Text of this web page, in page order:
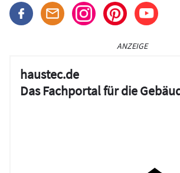
ANZEIGE
haustec.de
Das Fachportal für die